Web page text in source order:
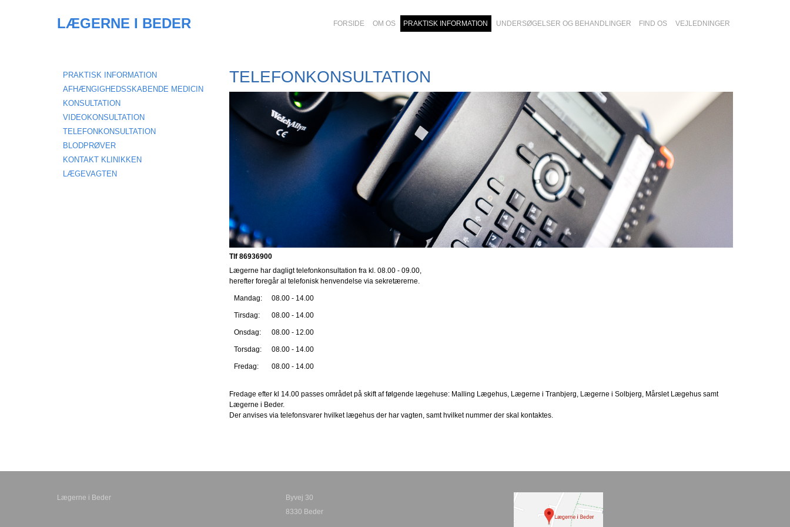
LÆGERNE I BEDER FORSIDE OM OS PRAKTISK INFORMATION UNDERSØGELSER OG BEHANDLINGER FIND OS VEJLEDNINGER
PRAKTISK INFORMATION
AFHÆNGIGHEDSSKABENDE MEDICIN
KONSULTATION
VIDEOKONSULTATION
TELEFONKONSULTATION
BLODPRØVER
KONTAKT KLINIKKEN
LÆGEVAGTEN
TELEFONKONSULTATION
Tlf 86936900
Lægerne har dagligt telefonkonsultation fra kl. 08.00 - 09.00,
herefter foregår al telefonisk henvendelse via sekretærerne.
Mandag: 08.00 - 14.00
Tirsdag: 08.00 - 14.00
Onsdag: 08.00 - 12.00
Torsdag: 08.00 - 14.00
Fredag: 08.00 - 14.00
Fredage efter kl 14.00 passes området på skift af følgende lægehuse: Malling Lægehus, Lægerne i Tranbjerg, Lægerne i Solbjerg, Mårslet Lægehus samt
Lægerne i Beder.
Der anvises via telefonsvarer hvilket lægehus der har vagten, samt hvilket nummer der skal kontaktes.
Lægerne i Beder
Byvej 30
8330 Beder